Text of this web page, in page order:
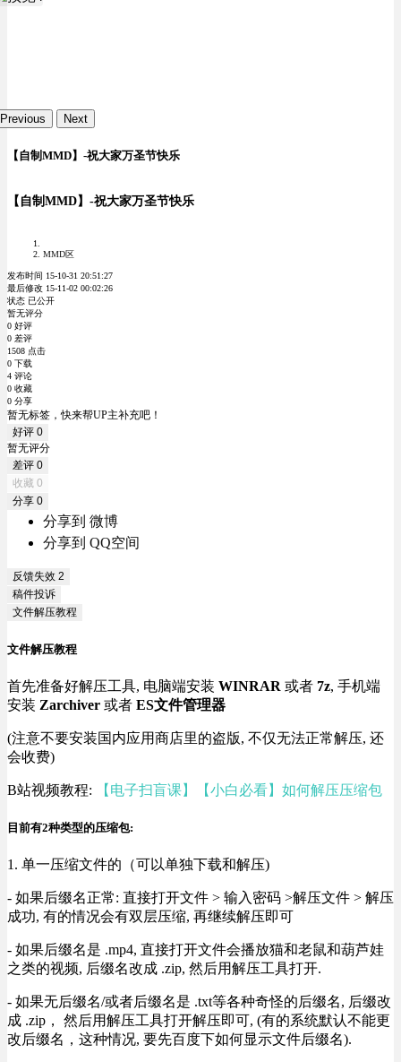
Previous Next
【自制MMD】-祝大家万圣节快乐
【自制MMD】-祝大家万圣节快乐
MMD区
发布时间 15-10-31 20:51:27
最后修改 15-11-02 00:02:26
状态 已公开
暂无评分
0 好评
0 差评
1508 点击
0 下载
4 评论
0 收藏
0 分享
暂无标签，快来帮UP主补充吧！
好评 0
暂无评分
差评 0
收藏 0
分享 0
分享到 微博
分享到 QQ空间
反馈失效 2
稿件投诉
文件解压教程
文件解压教程
首先准备好解压工具, 电脑端安装 WINRAR 或者 7z, 手机端
安装 Zarchiver 或者 ES文件管理器
(注意不要安装国内应用商店里的盗版, 不仅无法正常解压, 还
会收费)
B站视频教程: 【电子扫盲课】【小白必看】如何解压压缩包
目前有2种类型的压缩包:
1. 单一压缩文件的（可以单独下载和解压)
- 如果后缀名正常: 直接打开文件 > 输入密码 >解压文件 > 解压
成功, 有的情况会有双层压缩, 再继续解压即可
- 如果后缀名是 .mp4, 直接打开文件会播放猫和老鼠和葫芦娃
之类的视频, 后缀名改成 .zip, 然后用解压工具打开.
- 如果无后缀名/或者后缀名是 .txt等各种奇怪的后缀名, 后缀改
成 .zip， 然后用解压工具打开解压即可, (有的系统默认不能更
改后缀名，这种情况, 要先百度下如何显示文件后缀名).